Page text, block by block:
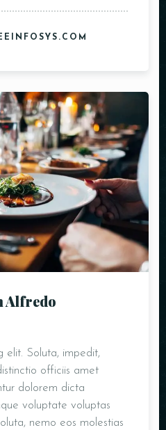
Alfredo
elit. Soluta, impedit,
officiis amet
dolorem dicta
voluptate voluptas
nemo eos molestias